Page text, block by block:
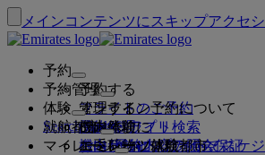
メインコンテンツにスキップアクセ
予約
予約する
フライトのご予約
フライト検索
フライト・スケ
オンライン予約について
Emiratesアプリ
ベストプライス保証
Search flight
予約管理
管理する
予約管理
予約内容の照会
ご出発前に
ご出発前に
お手荷物
体験
機内体験
機内サービスについて
エミレーツ体験
就航都市
エミレーツ就航都市
マイレージ